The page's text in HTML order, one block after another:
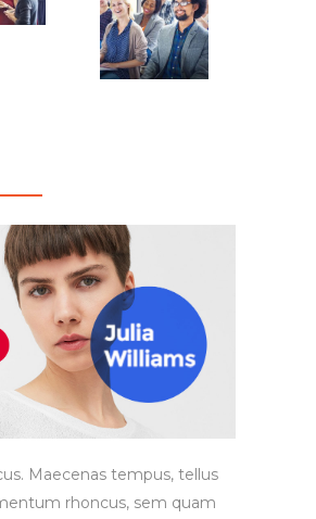
Maecenas tempus, tellus
rhoncus, sem quam